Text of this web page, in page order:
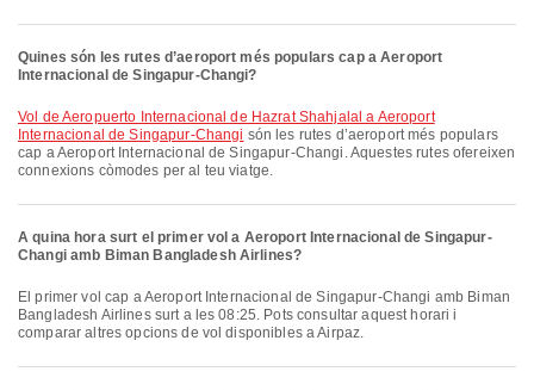
Quines són les rutes d’aeroport més populars cap a Aeroport
Internacional de Singapur-Changi?
vol de Aeropuerto Internacional de Hazrat Shahjalal a Aeroport
Internacional de Singapur-Changi són les rutes d’aeroport més populars
cap a Aeroport Internacional de Singapur-Changi. Aquestes rutes ofereixen
connexions còmodes per al teu viatge.
A quina hora surt el primer vol a Aeroport Internacional de Singapur-
Changi amb Biman Bangladesh Airlines?
El primer vol cap a Aeroport Internacional de Singapur-Changi amb Biman
Bangladesh Airlines surt a les 08:25. Pots consultar aquest horari i
comparar altres opcions de vol disponibles a Airpaz.